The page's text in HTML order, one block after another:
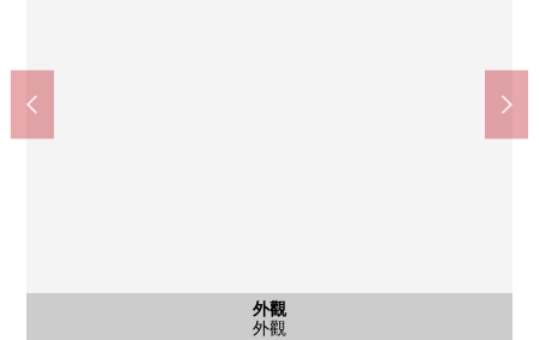
外觀
外觀
風景
從西南靠過道
外觀
外觀
外觀
外觀
西式房間
洗臉
廁所
廁所
其他內省
室內
2樓西式房間
公共汽車
門口
室內
收納
其他
是全居室2層框格
室內
和式房間
分售濟街景照片
風景
風景
TAIRAYA中神商店(約1240m)
Lawson立川砂川町商店(約360m)
立川大山郵局(約800m)
立川市立第9小學(約270m)
立川市立立川第5中學(約870m)